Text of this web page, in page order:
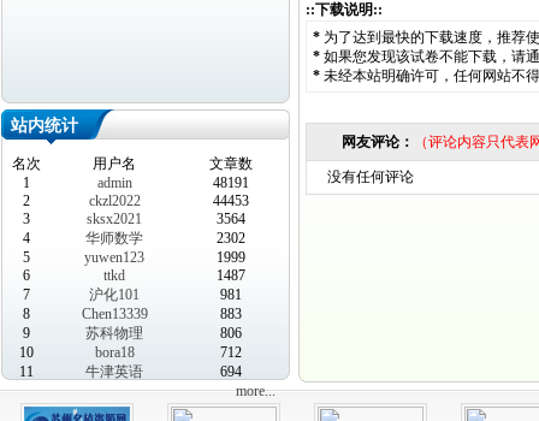
站内统计
名次 用户名
文章数
1
admin
48191
2
ckzl2022
44453
3
sksx2021
3564
4
华师数学
2302
5
yuwen123
1999
6
ttkd
1487
7
沪化101
981
8
Chen13339
883
9
苏科物理
806
10
bora18
712
11
牛津英语
694
more...
::下载说明::
* 为了达到最快的下载速度，推荐
* 如果您发现该试卷不能下载，请
* 未经本站明确许可，任何网站不
网友评论： （评论内容只代
没有任何评论